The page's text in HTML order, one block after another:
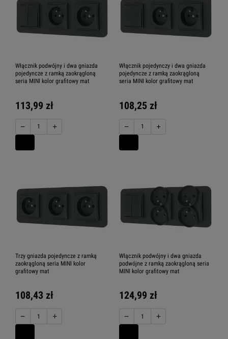
Włącznik podwójny i dwa gniazda
pojedyncze z ramką zaokrągloną
seria MINI kolor grafitowy mat
113,99 zł
− +
Włącznik pojedynczy i dwa gniazda
pojedyncze z ramką zaokrągloną
seria MINI kolor grafitowy mat
108,25 zł
− +
Trzy gniazda pojedyncze z ramką
zaokrągloną seria MINI kolor
grafitowy mat
108,43 zł
− +
Włącznik podwójny i dwa gniazda
podwójne z ramką zaokrągloną seria
MINI kolor grafitowy mat
124,99 zł
− +